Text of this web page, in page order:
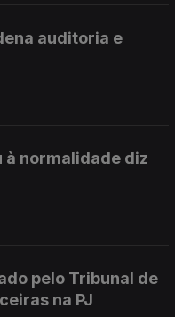
auditoria e
à normalidade diz
pelo Tribunal de
na PJ